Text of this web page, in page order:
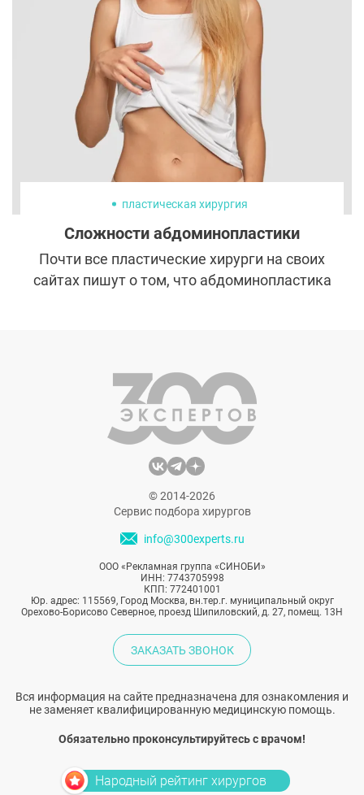
сухожилиях, желудочно-кишечном тракте
и даже кровеносных сосудах. К
сожалению, с возрастом количество
вырабатываемого коллагена
уменьшается, но к счастью, есть много
продуктов, которые помогают
стимулировать его производство.
пластическая хирургия
Сложности абдоминопластики
Почти все пластические хирурги на своих
сайтах пишут о том, что абдоминопластика
© 2014-2026
Сервис подбора хирургов
info@300experts.ru
ООО «Рекламная группа «СИНОБИ»
ИНН: 7743705998
КПП: 772401001
Юр. адрес: 115569, Город Москва, вн.тер.г. муниципальный округ
Орехово-Борисово Северное, проезд Шипиловский, д. 27, помещ. 13Н
ЗАКАЗАТЬ ЗВОНОК
Вся информация на сайте предназначена для ознакомления и
не заменяет квалифицированную медицинскую помощь.
Обязательно проконсультируйтесь с врачом!
Народный рейтинг хирургов